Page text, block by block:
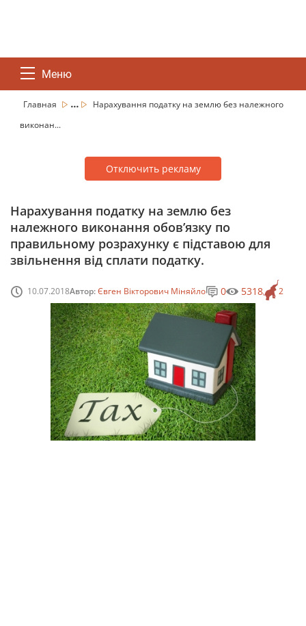
Меню
Главная ...
Нарахування податку на землю без належного
виконан...
Отключить рекламу
Нарахування податку на землю без
належного виконання обов’язку по
правильному розрахунку є підставою для
звільнення від сплати податку.
10.07.2018Автор:Євген Вікторович Міняйло 2
0 5318